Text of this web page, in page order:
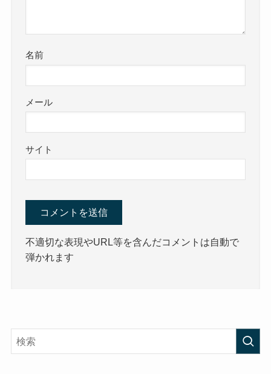
名前
メール
サイト
不適切な表現やURL等を含んだコメントは自動で
弾かれます